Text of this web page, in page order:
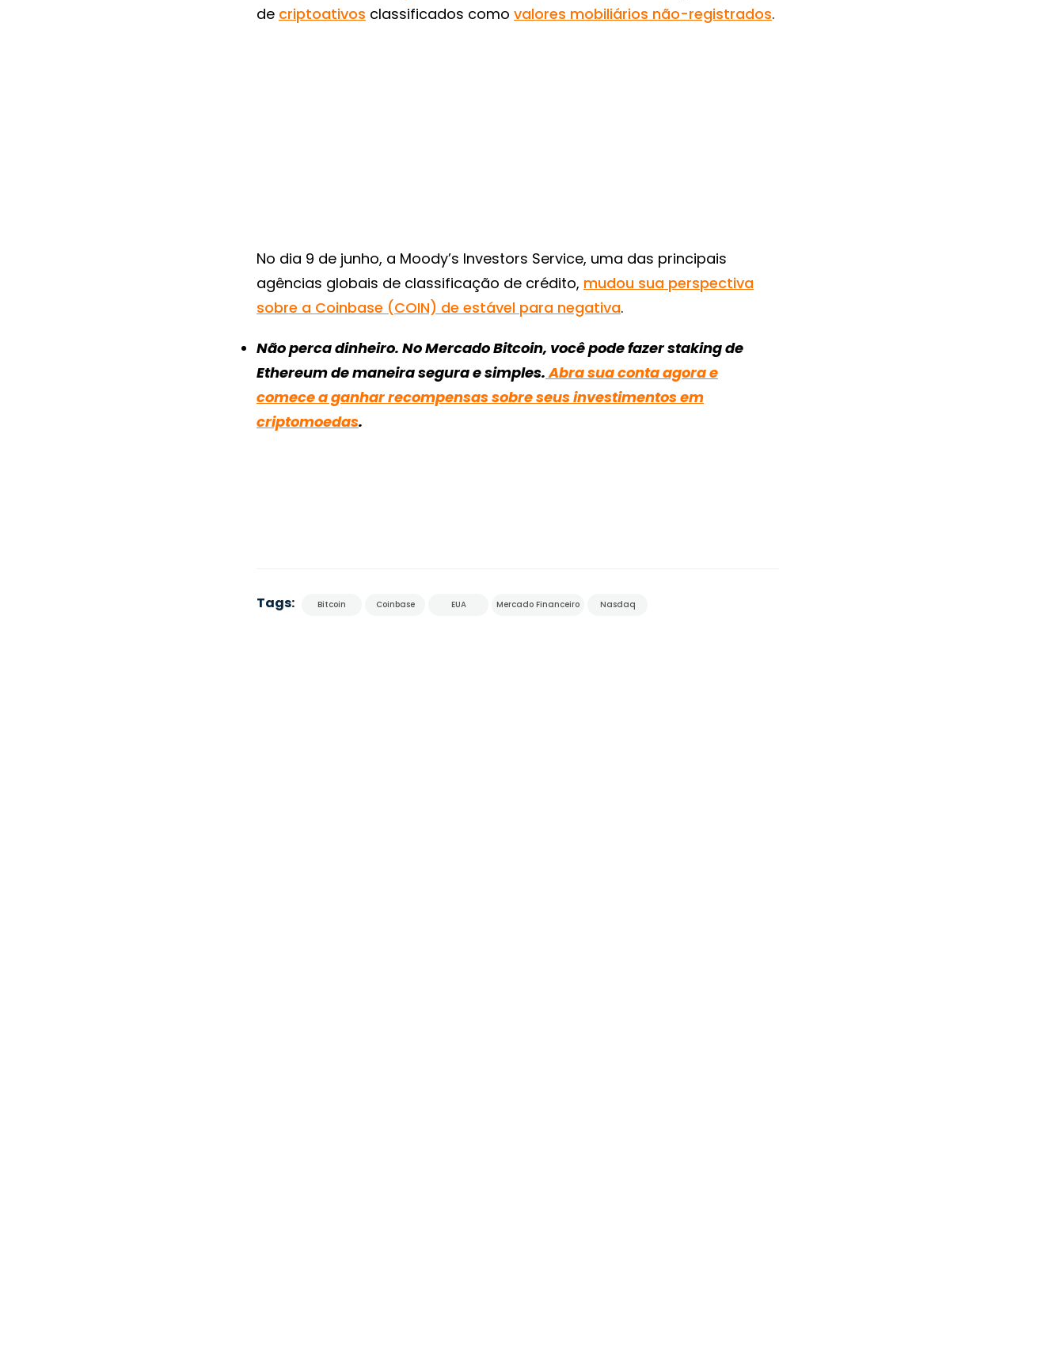
de criptoativos classificados como valores mobiliários não-registrados.
No dia 9 de junho, a Moody’s Investors Service, uma das principais
agências globais de classificação de crédito, mudou sua perspectiva
sobre a Coinbase (COIN) de estável para negativa.
Não perca dinheiro. No Mercado Bitcoin, você pode fazer staking de
Ethereum de maneira segura e simples.Abra sua conta agora e
comece a ganhar recompensas sobre seus investimentos em
criptomoedas.
Tags: Bitcoin Coinbase EUA Mercado Financeiro Nasdaq